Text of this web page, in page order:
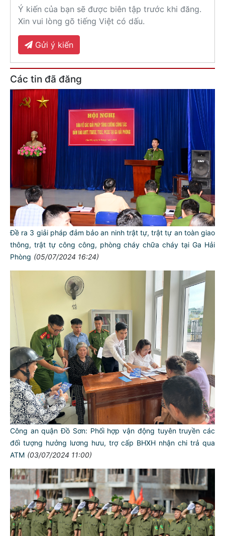
Ý kiến của bạn sẽ được biên tập trước khi đăng.
Xin vui lòng gõ tiếng Việt có dấu.
Gửi ý kiến
Các tin đã đăng
Đề ra 3 giải pháp đảm bảo an ninh trật tự, trật tự an toàn giao
thông, trật tự công công, phòng cháy chữa cháy tại Ga Hải
Phòng (05/07/2024 16:24)
Công an quận Đồ Sơn: Phối hợp vận động tuyên truyền các
đối tượng hưởng lương hưu, trợ cấp BHXH nhận chi trả qua
ATM (03/07/2024 11:00)